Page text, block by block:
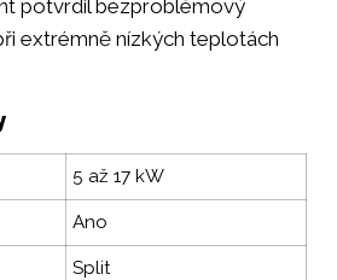
potvrdil bezproblémový
extrémně nízkých teplotách
5 až 17 kW
Ano
Split